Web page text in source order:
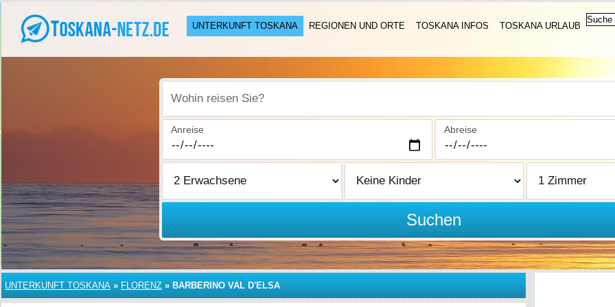
UNTERKUNFT TOSKANA REGIONEN UND ORTE TOSKANA INFOS TOSKANA URLAUB
Wohin reisen Sie?
Anreise Abreise
Suchen
UNTERKUNFT TOSKANA » FLORENZ » BARBERINO VAL D'ELSA